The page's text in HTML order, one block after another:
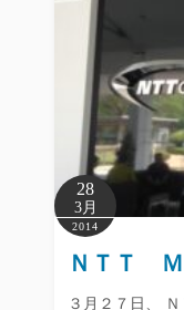
28
3月
2014
ＮＴＴ
３月２７日、